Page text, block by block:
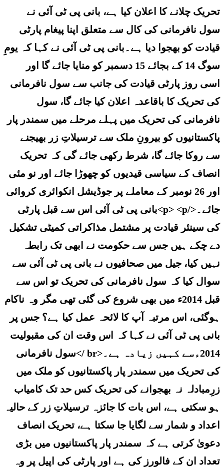
تحریک چلانے کا اعلان کیا ہے، بانی پی ٹی آئی نے
سول نافرمانی کی کال سے متعلق اپنا پیغام پارٹی
قیادت کو بھجوا دیا ہے۔بانی پی ٹی آئی نے کہا کہ یومِ
سوگ 14 کے بجائے 15 دسمبر کو منایا جائے گا اور
اسی روز پارٹی قیادت کی جانب سے سول نافرمانی
کی تحریک کا باقاعدہ اعلان کیا جائے گا، سول
نافرمانی کی تحریک میں پہلے مرحلے میں سمندر پار
پاکستانیوں کو بیرونِ ملک سے ترسیلاتِ زر بھیجنے
سے روکا جائے گا، شرط رکھی جائے گی کہ تحریک
انصاف کے سیاسی قیدیوں کو چھوڑا جائے اور نو مئی
اور 26 نومبر کے معاملے پر جوڈیشل انکوائری کروائی
جائے۔</p> <p>بانی پی ٹی آئی اس سے قبل پارٹی
کی سینئر قیادت پر مشتمل مذاکراتی کمیٹی تشکیل
دے چکے ہیں جس سے حکومت نے ابھی تک رابطہ
نہیں کیا، جیل میں صحافیوں نے بانی پی ٹی آئی سے
سوال کیا کہ سول نافرمانی کی تحریک تو اس سے
قبل 2014ء میں بھی شروع کی گئی تھی مگر وہ ناکام
ہوگئی، اس مرتبہ آپ کا لائحہ عمل کیا ہے؟ جس پر
بانی پی ٹی آئی نے کہا کہ اس وقت ان کی مقبولیت
2014ءسے کہیں زیادہ ہے۔<br />سول نافرمانی
کی تحریک میں سمندر پار پاکستانیوں کو ملک میں
زرِمبادلہ نہ بھجوانے کی تحریک کس حد تک کامیاب
ہو سکتی ہے، اس بات کا جائزہ ترسیلاتِ زر کے حالیہ
اعداد و شمار سے لگایا جا سکتا ہے، تحریک انصاف
دعویٰ کرتی ہے کہ سمندر پار پاکستانیوں میں بڑی
تعداد ان کے فالورز کی ہے اور پارٹی کی اپیل پر وہ